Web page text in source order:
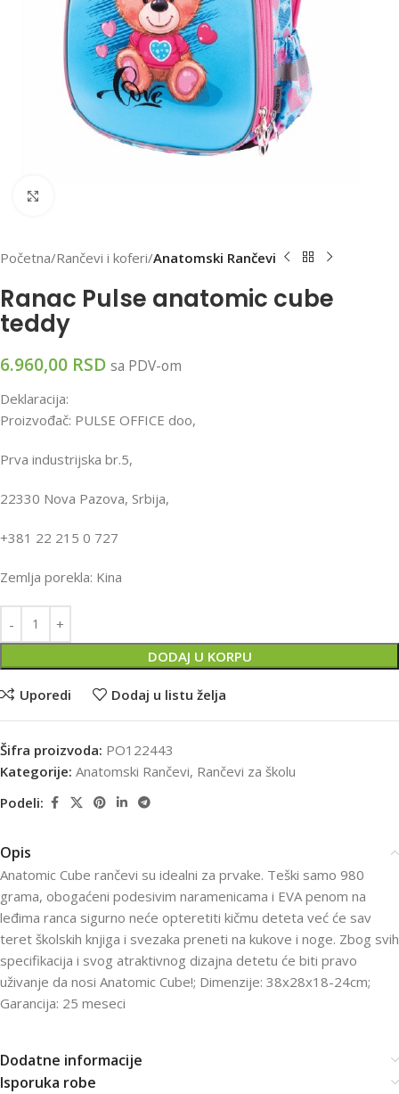
Početna Rančevi i koferi Anatomski Rančevi
Ranac Pulse anatomic cube
teddy
6.960,00 RSD sa PDV-om
Deklaracija:
Proizvođač: PULSE OFFICE doo,
Prva industrijska br.5,
22330 Nova Pazova, Srbija,
+381 22 215 0 727
Zemlja porekla: Kina
DODAJ U KORPU
Uporedi Dodaj u listu želja
Šifra proizvoda: PO122443
Kategorije: Anatomski Rančevi, Rančevi za školu
Podeli:
Opis
Anatomic Cube rančevi su idealni za prvake. Teški samo 980
grama, obogaćeni podesivim naramenicama i EVA penom na
leđima ranca sigurno neće opteretiti kičmu deteta već će sav
teret školskih knjiga i svezaka preneti na kukove i noge. Zbog svih
specifikacija i svog atraktivnog dizajna detetu će biti pravo
uživanje da nosi Anatomic Cube!; Dimenzije: 38x28x18-24cm;
Garancija: 25 meseci
Dodatne informacije
Isporuka robe